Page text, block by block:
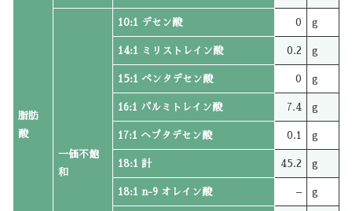
脂肪
酸
一価不飽
和
10:1 デセン酸 0 g
14:1 ミリストレイン酸 0.2 g
15:1 ペンタデセン酸 0 g
16:1 パルミトレイン酸 7.4 g
17:1 ヘプタデセン酸 0.1 g
18:1 計 45.2 g
18:1 n-9 オレイン酸 – g